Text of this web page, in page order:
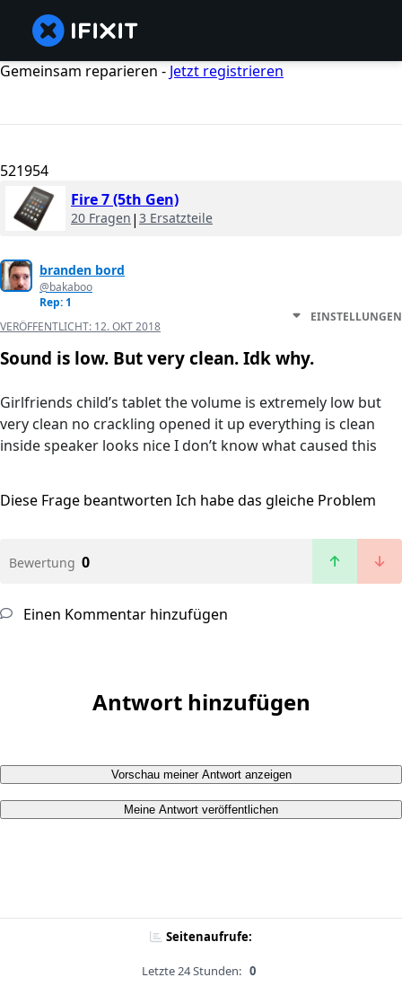
Gemeinsam reparieren - Jetzt registrieren
521954
Fire 7 (5th Gen)
20 Fragen | 3 Ersatzteile
branden bord
@bakaboo
Rep: 1
VERÖFFENTLICHT: 12. OKT 2018
EINSTELLUNGEN
Sound is low. But very clean. Idk why.
Girlfriends child’s tablet the volume is extremely low but
very clean no crackling opened it up everything is clean
inside speaker looks nice I don’t know what caused this
Diese Frage beantworten Ich habe das gleiche Problem
Bewertung 0
Einen Kommentar hinzufügen
Antwort hinzufügen
Vorschau meiner Antwort anzeigen
Meine Antwort veröffentlichen
Seitenaufrufe:
Letzte 24 Stunden: 0